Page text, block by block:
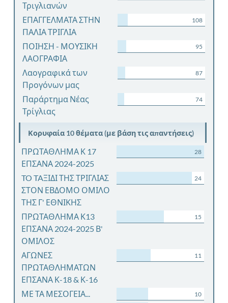
Τριγλιανών
ΕΠΑΓΓΕΛΜΑΤΑ ΣΤΗΝ
ΠΑΛΙΑ ΤΡΙΓΛΙΑ
108
ΠΟΙΗΣΗ - ΜΟΥΣΙΚΗ
ΛΑΟΓΡΑΦΙΑ
95
Λαογραφικά των
Προγόνων μας
87
Παράρτημα Νέας
Τρίγλιας
74
Κορυφαία 10 θέματα (με βάση τις απαντήσεις)
ΠΡΩΤΑΘΛΗΜΑ Κ 17
ΕΠΣΑΝΑ 2024-2025
28
TO TAΞΙΔΙ ΤΗΣ ΤΡΙΓΛΙΑΣ
ΣΤΟΝ ΕΒΔΟΜΟ ΟΜΙΛΟ
ΤΗΣ Γ' ΕΘΝΙΚΗΣ
24
ΠΡΩΤΑΘΛΗΜΑ Κ13
ΕΠΣΑΝΑ 2024-2025 Β'
ΟΜΙΛΟΣ
15
ΑΓΩΝΕΣ
ΠΡΩΤΑΘΛΗΜΑΤΩΝ
ΕΠΣΑΝΑ Κ-18 & Κ-16
11
ΜΕ ΤΑ ΜΕΣΟΓΕΙΑ... 10